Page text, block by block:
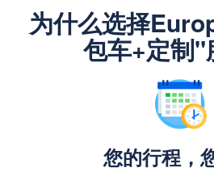
为什么选择
包车+定制"
您的行程，